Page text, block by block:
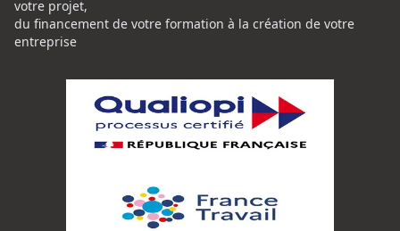
votre projet,
du financement de votre formation à la création de votre
entreprise